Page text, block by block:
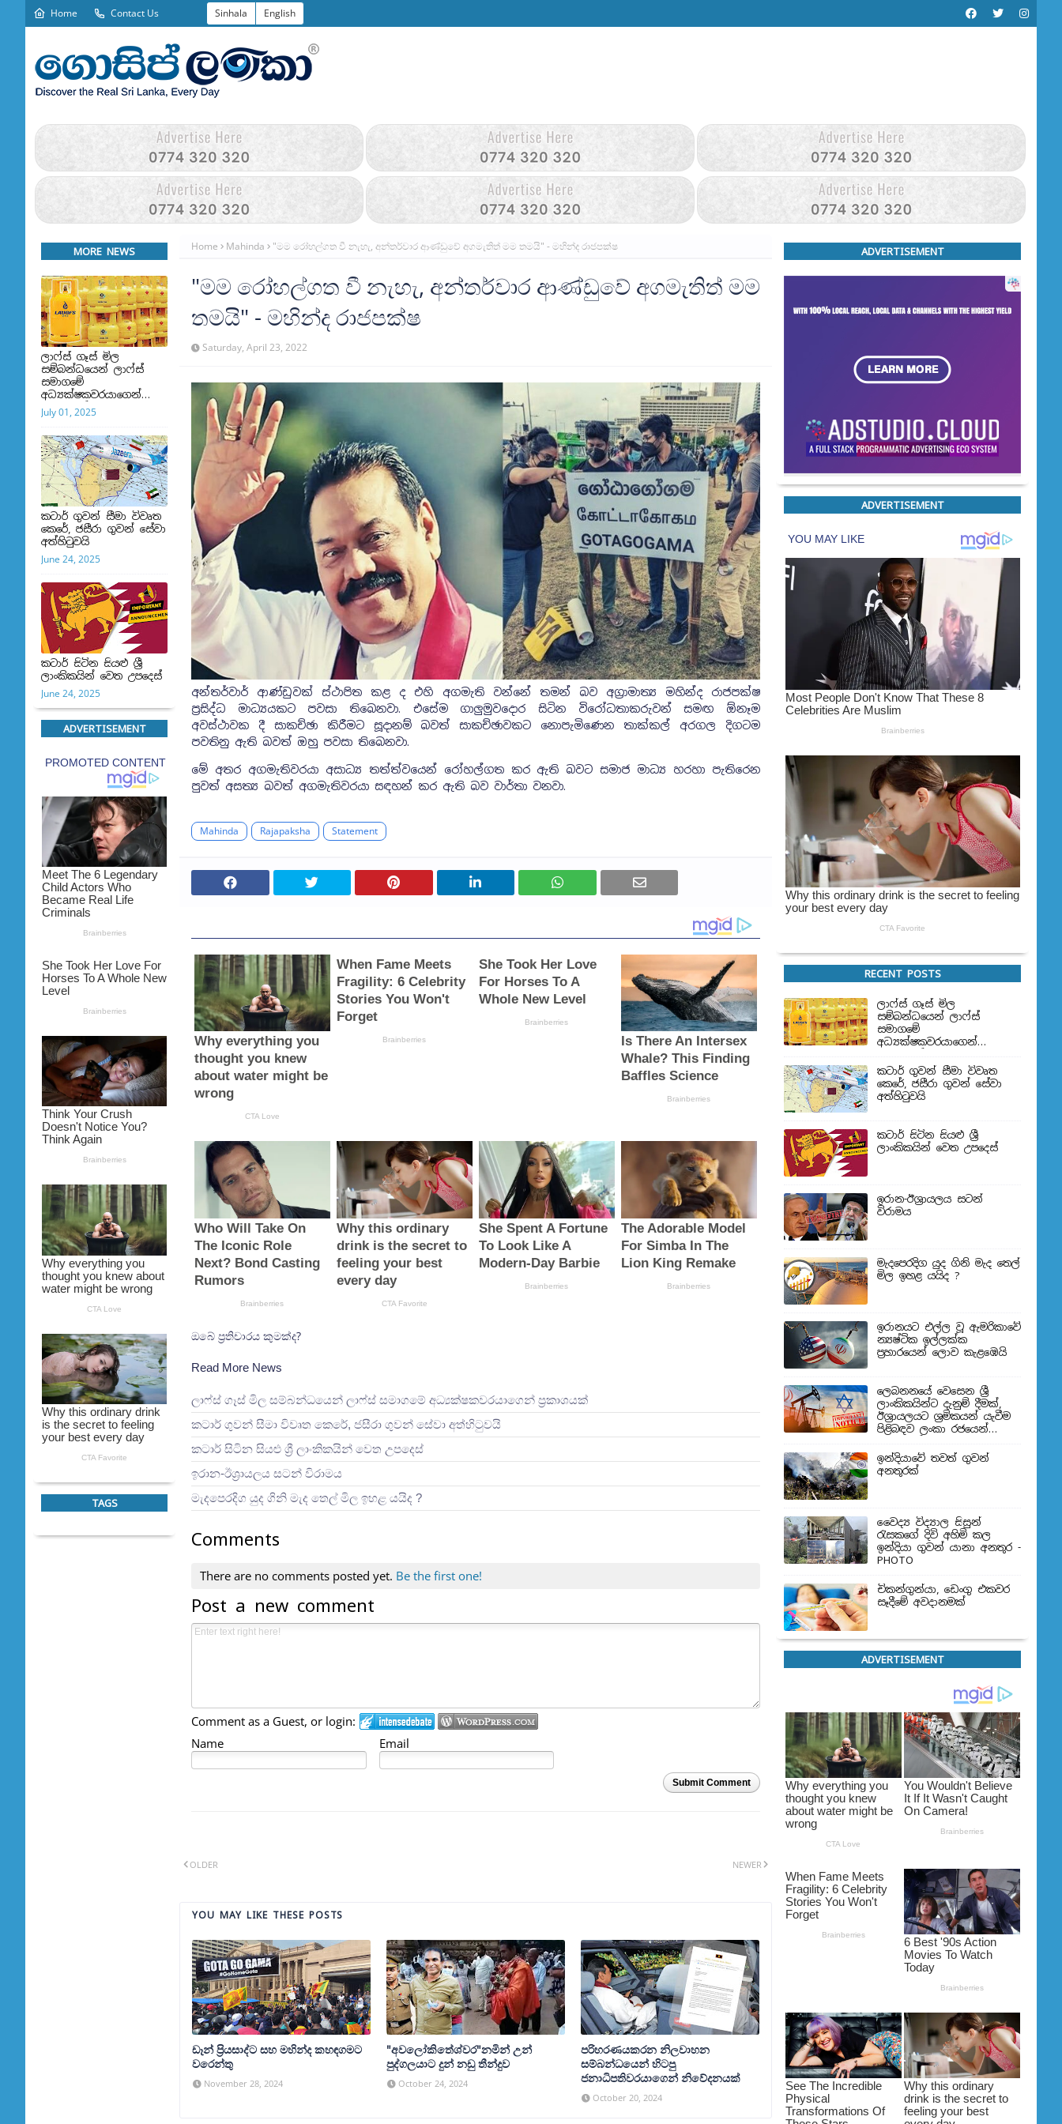
Home Contact Us Sinhala English
MORE NEWS
ලාෆ්ස් ගෑස් මිල
සම්බන්ධයෙන් ලාෆ්ස්
සමාගමේ
අධ්‍යක්ෂකවරයාගෙන්
ප්‍රකාශයක්
July 01, 2025
කටාර් ගුවන් සීමා විවෘත
කෙරේ, ජසීරා ගුවන් සේවා
අත්හි‍ටුවයි
June 24, 2025
කටාර් සිටින සියළු ශ්‍රී
ලාංකිකයින් වෙත උපදෙස්
June 24, 2025
ADVERTISEMENT
TAGS
Home Mahinda "මම රෝහල්ගත වී නැහැ, අන්තර්වාර ආණ්ඩුවේ අගමැතිත් මම තමයි" - මහින්ද රාජපක්ෂ
"මම රෝහල්ගත වී නැහැ, අන්තර්වාර ආණ්ඩුවේ අගමැතිත් මම
තමයි" - මහින්ද රාජපක්ෂ
Saturday, April 23, 2022
අන්තර්වාර් ආණ්ඩුවක් ස්ථාපිත කළ ද එහි අගමැති වන්නේ තමන් බව අග්‍රාමාත්‍ය මහින්ද රාජපක්ෂ
ප්‍රසිද්ධ මාධ්‍යයකට පවසා තිබෙනවා. එසේම ගාලුමුවදොර සිටින විරෝධතාකරුවන් සමඟ ඕනෑම
අවස්ථාවක දී සාකච්ඡා කිරීමට සූදානම් බවත් සාකච්ඡාවකට නොපැමිණෙන තාක්කල් අරගල දිගටම
පවතිනු ඇති බවත් ඔහු පවසා තිබෙනවා.
මේ අතර අගමැතිවරයා අසාධ්‍ය තත්ත්වයෙන් රෝහල්ගත කර ඇති බවට සමාජ මාධ්‍ය හරහා පැතිරෙන
පුවත් අසත්‍ය බවත් අගමැතිවරයා සඳහන් කර ඇති බව වාර්තා වනවා.
Mahinda Rajapaksha Statement
ඔබේ ප්‍රතිචාරය කුමක්ද?
Read More News
ලාෆ්ස් ගෑස් මිල සම්බන්ධයෙන් ලාෆ්ස් සමාගමේ අධ්‍යක්ෂකවරයාගෙන් ප්‍රකාශයක්
කටාර් ගුවන් සීමා විවෘත කෙරේ, ජසීරා ගුවන් සේවා අත්හි‍ටුවයි
කටාර් සිටින සියළු ශ්‍රී ලාංකිකයින් වෙත උපදෙස්
ඉරාන-ඊශ්‍රායලය සටන් විරාමය
මැදපෙරදිග යුද ගිනි මැද තෙල් මිල ඉහළ යයිද ?
Comments
There are no comments posted yet. Be the first one!
Post a new comment
Comment as a Guest, or login:
Name
Email
Submit Comment
NEWER
OLDER
YOU MAY LIKE THESE POSTS
ඩෑන් ප්‍රියසාද්ට සහ මහින්ද කහඳගමට
වරෙන්තු
November 28, 2024
"අවලෝකිතේශ්වර"නමින් උන්
පුද්ගලයාට දුන් නඩු තීන්දුව
October 24, 2024
පරිහරණයකරන නිලවාහන
සම්බන්ධයෙන් හිටපු
ජනාධිපතිවරයාගෙන් නිවේදනයක්
October 20, 2024
ADVERTISEMENT
ADVERTISEMENT
RECENT POSTS
ලාෆ්ස් ගෑස් මිල
සම්බන්ධයෙන් ලාෆ්ස්
සමාගමේ
අධ්‍යක්ෂකවරයාගෙන්
කටාර් ගුවන් සීමා විවෘත
කෙරේ, ජසීරා ගුවන් සේවා
අත්හි‍ටුවයි
කටාර් සිටින සියළු ශ්‍රී
ලාංකිකයින් වෙත උපදෙස්
ඉරාන-ඊශ්‍රායලය සටන්
විරාමය
මැදපෙරදිග යුද ගිනි මැද තෙල්
මිල ඉහළ යයිද ?
ඉරානයට එල්ල වූ ඇමරිකාවේ
න්‍යෂ්ටික ඉල්ලක්ක
ප්‍රහාරයෙන් ලොව කැළඹෙයි
ලෙබනනයේ වෙසෙන ශ්‍රී
ලාංකිකයින්ට දැනුම් දීමක්,
ඊශ්‍රායලයට ශ්‍රමිකයන් යැවීම
පිළිබඳව ලංකා රජයෙන්
ඉන්දියාවේ තවත් ගුවන්
අනතුරක්
වෛද්‍ය විද්‍යාල සිසුන්
‍රැසකගේ දිවි අහිමි කල
ඉන්දියා ගුවන් යානා අනතුර -
PHOTO
චිකන්ගුන්යා, ඩෙංගු එකවර
සෑදීමේ අවදානමක්
ADVERTISEMENT